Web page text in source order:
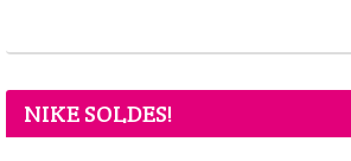
NIKE SOLDES!